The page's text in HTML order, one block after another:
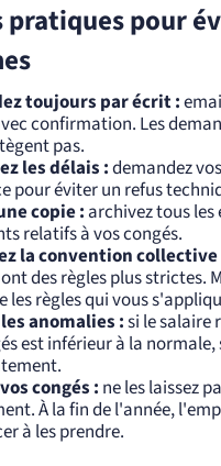
pratiques pour
toujours par écrit :
confirmation. Les
pas.
les délais :demandez
pour éviter un refus
copie : archivez tous les
relatifs à vos congés.
la convention collective
des règles plus strictes.
les règles qui vous
anomalies :si le salaire
est inférieur à la normale,
congés : ne les laissez
À la fin de l'année,
à les prendre.